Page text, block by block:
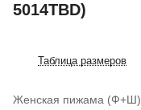
5014TBD)
Таблица размеров
Женская пижама (Ф+Ш)